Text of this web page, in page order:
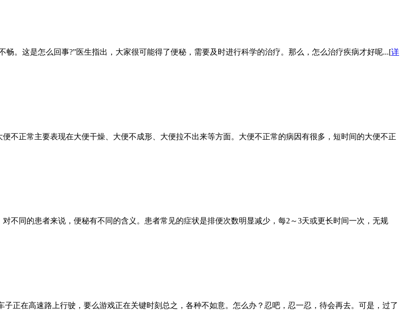
。这是怎么回事?”医生指出，大家很可能得了便秘，需要及时进行科学的治疗。那么，怎么治疗疾病才好呢...[详
不正常主要表现在大便干燥、大便不成形、大便拉不出来等方面。大便不正常的病因有很多，短时间的大便不正
不同的患者来说，便秘有不同的含义。患者常见的症状是排便次数明显减少，每2～3天或更长时间一次，无规
正在高速路上行驶，要么游戏正在关键时刻总之，各种不如意。怎么办？忍吧，忍一忍，待会再去。可是，过了